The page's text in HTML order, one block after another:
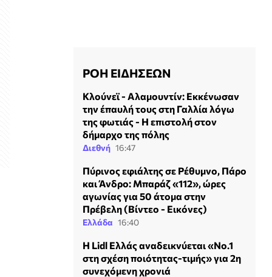
ΡΟΗ ΕΙΔΗΣΕΩΝ
Κλούνεϊ - Αλαμουντίν: Εκκένωσαν
την έπαυλή τους στη Γαλλία λόγω
της φωτιάς - Η επιστολή στον
δήμαρχο της πόλης
Διεθνή 16:47
Πύρινος εφιάλτης σε Ρέθυμνο, Πάρο
και Άνδρο: Μπαράζ «112», ώρες
αγωνίας για 50 άτομα στην
Πρέβελη (Βίντεο - Εικόνες)
Ελλάδα 16:40
Η Lidl Ελλάς αναδεικνύεται «Νo.1
στη σχέση ποιότητας-τιμής» για 2η
συνεχόμενη χρονιά